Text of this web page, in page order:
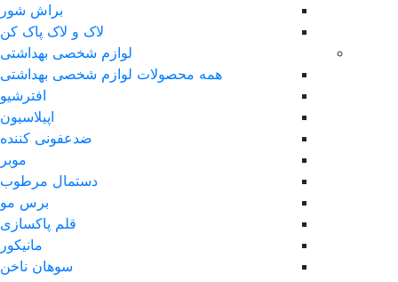
براش شور
لاک و لاک پاک کن
لوازم شخصی بهداشتی
همه محصولات لوازم شخصی بهداشتی
افترشیو
اپیلاسیون
ضدعفونی کننده
موبر
دستمال مرطوب
برس مو
قلم پاکسازی
مانیکور
سوهان ناخن